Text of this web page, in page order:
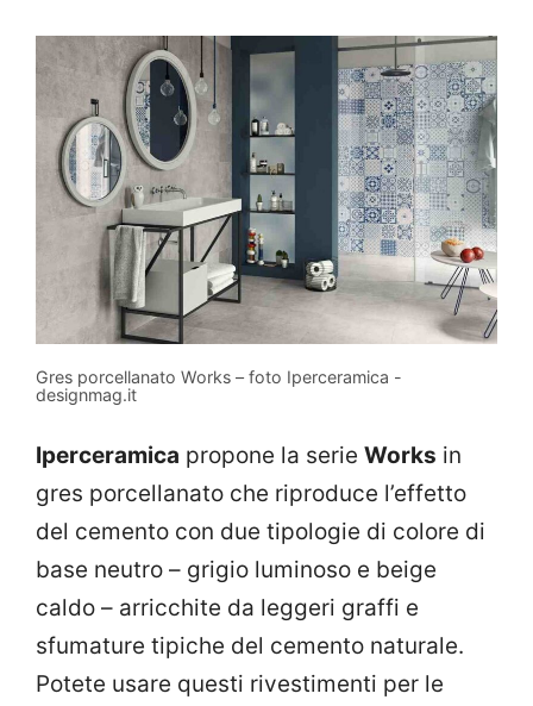
Gres porcellanato Works – foto Iperceramica -
designmag.it
Iperceramica propone la serie Works in
gres porcellanato che riproduce l’effetto
del cemento con due tipologie di colore di
base neutro – grigio luminoso e beige
caldo – arricchite da leggeri graffi e
sfumature tipiche del cemento naturale.
Potete usare questi rivestimenti per le